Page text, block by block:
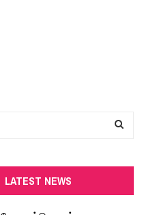
LATEST NEWS